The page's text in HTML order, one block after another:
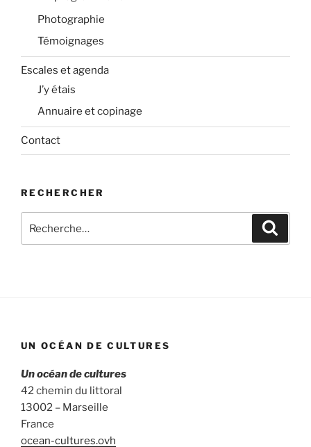
Photographie
Témoignages
Escales et agenda
J’y étais
Annuaire et copinage
Contact
RECHERCHER
pour
UN OCÉAN DE CULTURES
Un océan de cultures
42 chemin du littoral
13002 – Marseille
France
ocean-cultures.ovh